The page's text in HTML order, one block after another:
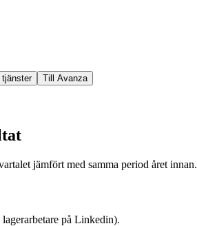
tjänster
Till Avanza
jämfört med samma period året innan.
på Linkedin).